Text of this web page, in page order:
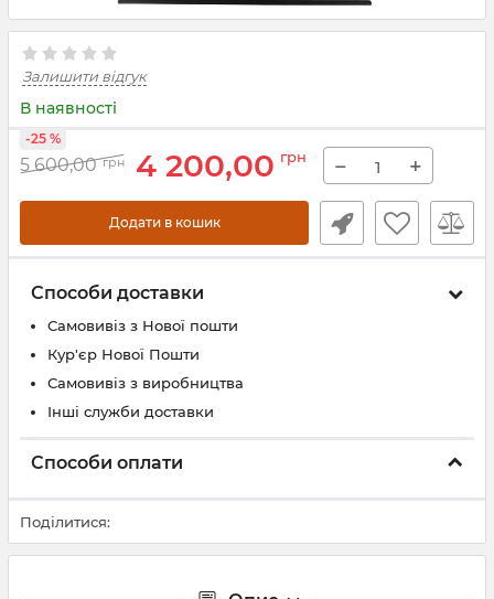
Залишити відгук
В наявності
5 600,00 грн 4 200,00 грн
-25 %
− +
Додати в кошик
Способи доставки
Самовивіз з Нової пошти
Кур'єр Нової Пошти
Самовивіз з виробництва
Інші служби доставки
Способи оплати
Поділитися: